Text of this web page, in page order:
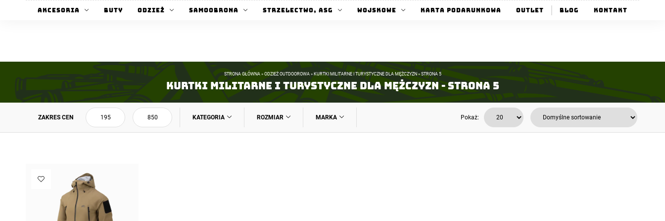
Akcesoria Buty Odzież Samoobrona Strzelectwo, ASG Wojskowe Karta Podarunkowa Outlet Blog Kontakt
STRONA GŁÓWNA» ODZIEŻ OUTDOOROWA» KURTKI MILITARNE I TURYSTYCZNE DLA MĘŻCZYZN»STRONA 5
Kurtki militarne i turystyczne dla mężczyzn - Strona 5
ZAKRES CEN KATEGORIA ROZMIAR MARKA Pokaż: